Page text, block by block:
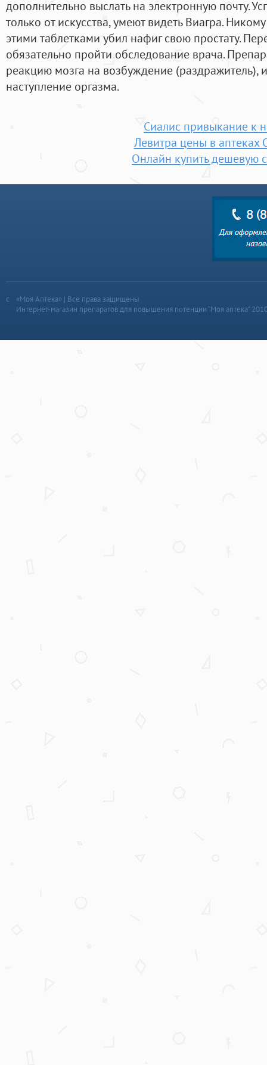
дополнительно выслать на электронную почту.
только от искусства, умеют видеть Виагра.
этими таблетками убил нафиг свою простату.
обязательно пройти обследование врача.
реакцию мозга на возбуждение (раздражитель),
наступление оргазма.
Сиалис привыкание к
Левитра цены в аптеках
Онлайн купить дешевую
«Моя Аптека» | Все права защищены
Интернет-магазин препаратов для повышения потенции “Моя аптека”